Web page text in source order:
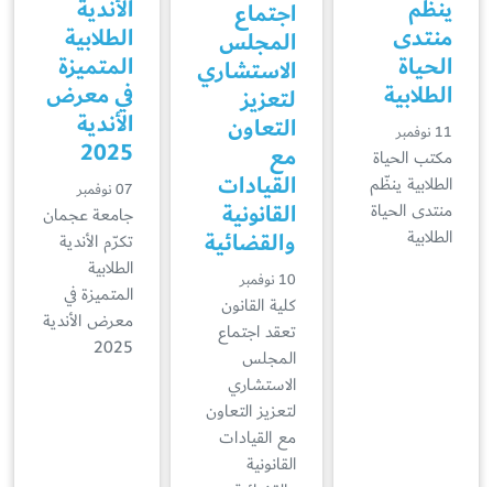
ينظّم
منتدى
الحياة
الطلابية
11 نوفمبر
مكتب الحياة
الطلابية ينظّم
منتدى الحياة
الطلابية
اجتماع
المجلس
الاستشاري
لتعزيز
التعاون
مع
القيادات
القانونية
والقضائية
10 نوفمبر
كلية القانون
تعقد اجتماع
المجلس
الاستشاري
لتعزيز التعاون
مع القيادات
القانونية
الأندية
الطلابية
المتميزة
في معرض
الأندية
2025
07 نوفمبر
جامعة عجمان
تكرّم الأندية
الطلابية
المتميزة في
معرض الأندية
2025